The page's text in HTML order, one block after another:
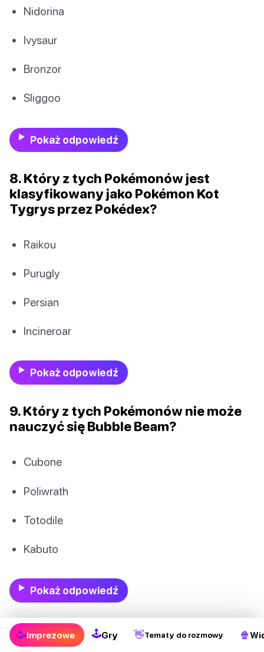
Nidorina
Ivysaur
Bronzor
Sliggoo
Pokaż odpowiedź
8. Który z tych Pokémonów jest
klasyfikowany jako Pokémon Kot
Tygrys przez Pokédex?
Raikou
Purugly
Persian
Incineroar
Pokaż odpowiedź
9. Który z tych Pokémonów nie może
nauczyć się Bubble Beam?
Cubone
Poliwrath
Totodile
Kabuto
Pokaż odpowiedź
10. Który z tych ruchów Typu Ognia
zadaje najwięcej obrażeń?
🥳Imprezowe 🕹Gry 👋Tematy do rozmowy 🍿